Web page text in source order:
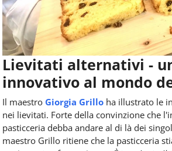
Lievitati alternativi -
innovativo al mondo
Il maestro Giorgia Grillo ha illustrato le
nei lievitati. Forte della convinzione che
pasticceria debba andare al di là dei
maestro Grillo ritiene che la pasticceria